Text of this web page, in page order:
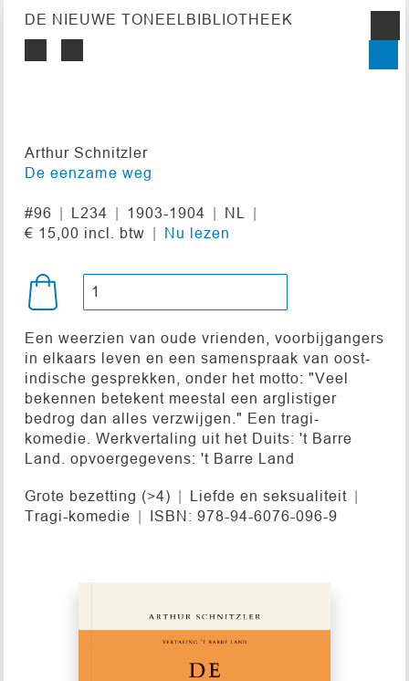
DE NIEUWE TONEELBIBLIOTHEEK
Arthur Schnitzler
De eenzame weg
#96 L234 1903-1904
NL
€ 15,00 incl. btw
Nu lezen
Een weerzien van oude vrienden, voorbijgangers
in elkaars leven en een samenspraak van oost-
indische gesprekken, onder het motto: "Veel
bekennen betekent meestal een arglistiger
bedrog dan alles verzwijgen." Een tragi-
komedie. Werkvertaling uit het Duits: 't Barre
Land. opvoergegevens: 't Barre Land
Grote bezetting (>4)
Liefde en seksualiteit
Tragi-komedie
ISBN: 978-94-6076-096-9